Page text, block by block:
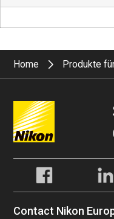
Home Produkte
Contact Nikon